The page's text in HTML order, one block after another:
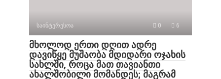
საინტერესოა 0 6
მხოლოდ ერთი დღით ადრე
დავიწყე მუშაობა მდიდარი ოჯახის
სახლში, როცა მათ თავიანთი
ახალშობილი მომანდეს; მაგრამ